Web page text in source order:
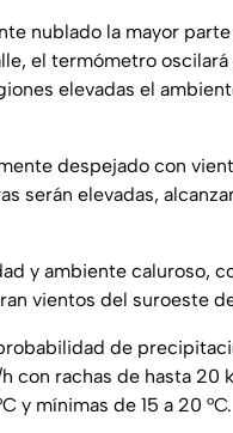
nublado la mayor
el termómetro
elevadas el
despejado con
serán elevadas,
y ambiente caluroso,
vientos del suroeste
de
con rachas de hasta 20
y mínimas de 15 a 20 °C.